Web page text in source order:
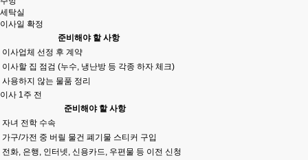
세탁실
이사일 확정
준비해야 할 사항
이사업체 선정 후 계약
이사할 집 점검 (누수, 냉난방 등 각종 하자 체크)
사용하지 않는 물품 정리
이사 1주 전
준비해야 할 사항
자녀 전학 수속
가구/가전 중 버릴 물건 폐기물 스티커 구입
전화, 은행, 인터넷, 신용카드, 우편물 등 이전 신청